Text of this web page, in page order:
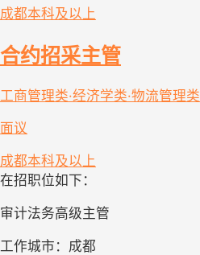
成都本科及以上
合约招采主管
工商管理类·经济学类·物流管理类
面议
成都本科及以上
在招职位如下：
审计法务高级主管
工作城市：成都